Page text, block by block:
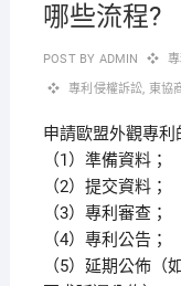
哪些流程?
POST BY ADMIN
專利侵權訴訟, 東協
申請歐盟外觀專利
（1）準備資料；
（2）提交資料；
（3）專利審查；
（4）專利公告；
（5）延期公佈（